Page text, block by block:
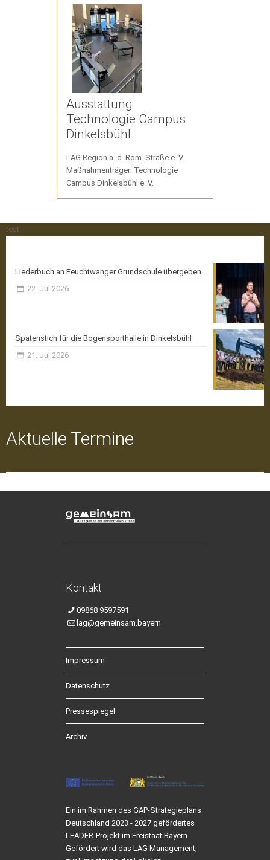
Ausstattung
Technologie Campus
Dinkelsbühl
LAG Region a. d. Rom. Straße e. V.
Maßnahmenträger: Technologie
Campus Dinkelsbühl e. V.
test
Liederbuch an Feuchtwanger Grundschule übergeben
22. Jul 2026
Spatenstich für die Bogensporthalle in Dinkelsbühl
21. Jul 2026
Aktuelle Termine
Kontakt
09868 9597591
lag@gemeinsam.bayern
Impressum
Datenschutz
Pressespiegel
Archiv
Ein im Rahmen des GAP-Strategieplans
Deutschland 2023 - 2027 gefördertes
LEADER-Projekt im Freistaat Bayern
Gefördert wird das LAG Management,